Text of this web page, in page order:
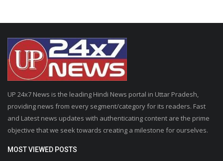
UP 24x7 News is the leading Hindi News portal in Uttar Pradesh,
providing news from every segment/category for its readers. Fast
and Latest news updates with authenticating content are the prime
objective that we seek towards creating a milestone for ourselves.
MOST VIEWED POSTS